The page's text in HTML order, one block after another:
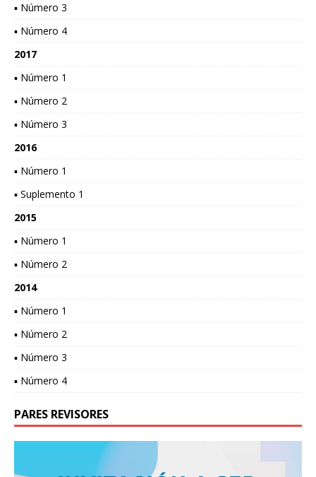
▪ Número 3
▪ Número 4
2017
▪ Número 1
▪ Número 2
▪ Número 3
2016
▪ Número 1
▪ Suplemento 1
2015
▪ Número 1
▪ Número 2
2014
▪ Número 1
▪ Número 2
▪ Número 3
▪ Número 4
PARES REVISORES